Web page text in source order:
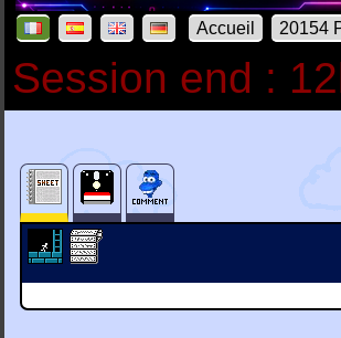
Accueil 20154
Session end :